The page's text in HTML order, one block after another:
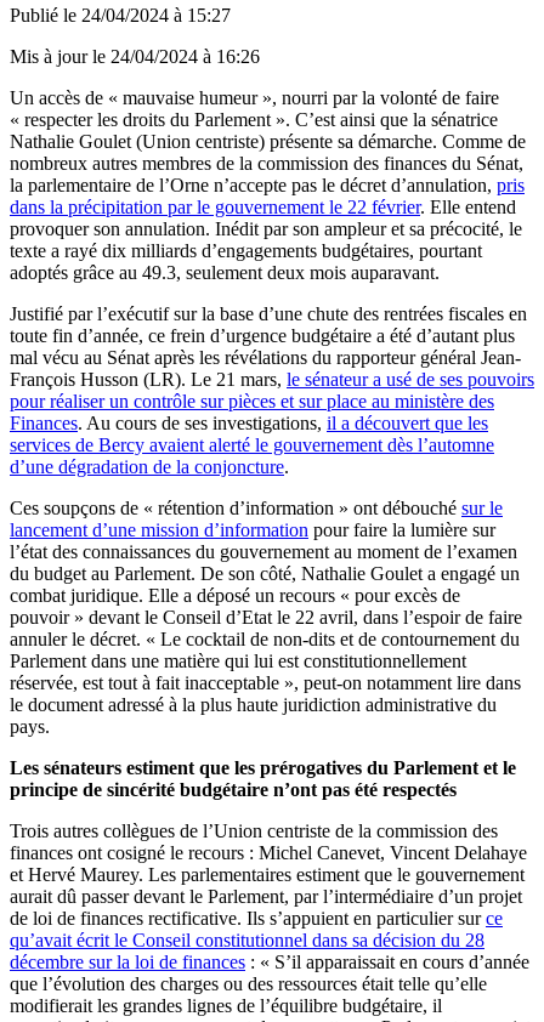
Publié le 24/04/2024 à 15:27
Mis à jour le 24/04/2024 à 16:26
Un accès de « mauvaise humeur », nourri par la volonté de faire
« respecter les droits du Parlement ». C’est ainsi que la sénatrice
Nathalie Goulet (Union centriste) présente sa démarche. Comme de
nombreux autres membres de la commission des finances du Sénat,
la parlementaire de l’Orne n’accepte pas le décret d’annulation, pris
dans la précipitation par le gouvernement le 22 février. Elle entend
provoquer son annulation. Inédit par son ampleur et sa précocité, le
texte a rayé dix milliards d’engagements budgétaires, pourtant
adoptés grâce au 49.3, seulement deux mois auparavant.
Justifié par l’exécutif sur la base d’une chute des rentrées fiscales en
toute fin d’année, ce frein d’urgence budgétaire a été d’autant plus
mal vécu au Sénat après les révélations du rapporteur général Jean-
François Husson (LR). Le 21 mars, le sénateur a usé de ses pouvoirs
pour réaliser un contrôle sur pièces et sur place au ministère des
Finances. Au cours de ses investigations, il a découvert que les
services de Bercy avaient alerté le gouvernement dès l’automne
d’une dégradation de la conjoncture.
Ces soupçons de « rétention d’information » ont débouché sur le
lancement d’une mission d’information pour faire la lumière sur
l’état des connaissances du gouvernement au moment de l’examen
du budget au Parlement. De son côté, Nathalie Goulet a engagé un
combat juridique. Elle a déposé un recours « pour excès de
pouvoir » devant le Conseil d’Etat le 22 avril, dans l’espoir de faire
annuler le décret. « Le cocktail de non-dits et de contournement du
Parlement dans une matière qui lui est constitutionnellement
réservée, est tout à fait inacceptable », peut-on notamment lire dans
le document adressé à la plus haute juridiction administrative du
pays.
Les sénateurs estiment que les prérogatives du Parlement et le
principe de sincérité budgétaire n’ont pas été respectés
Trois autres collègues de l’Union centriste de la commission des
finances ont cosigné le recours : Michel Canevet, Vincent Delahaye
et Hervé Maurey. Les parlementaires estiment que le gouvernement
aurait dû passer devant le Parlement, par l’intermédiaire d’un projet
de loi de finances rectificative. Ils s’appuient en particulier surce
qu’avait écrit le Conseil constitutionnel dans sa décision du 28
décembre sur la loi de finances : « S’il apparaissait en cours d’année
que l’évolution des charges ou des ressources était telle qu’elle
modifierait les grandes lignes de l’équilibre budgétaire, il